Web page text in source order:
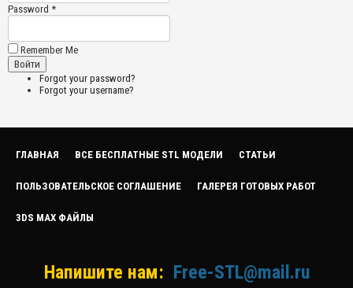
Password *
Remember Me
Forgot your password?
Forgot your username?
ГЛАВНАЯ ВСЕ БЕСПЛАТНЫЕ STL МОДЕЛИ СТАТЬИ
ПОЛЬЗОВАТЕЛЬСКОЕ СОГЛАШЕНИЕ ГАЛЕРЕЯ ГОТОВЫХ РАБОТ
3DS MAX ФАЙЛЫ
Напишите нам: Free-STL@mail.ru